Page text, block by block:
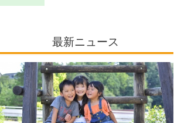
最新ニュース